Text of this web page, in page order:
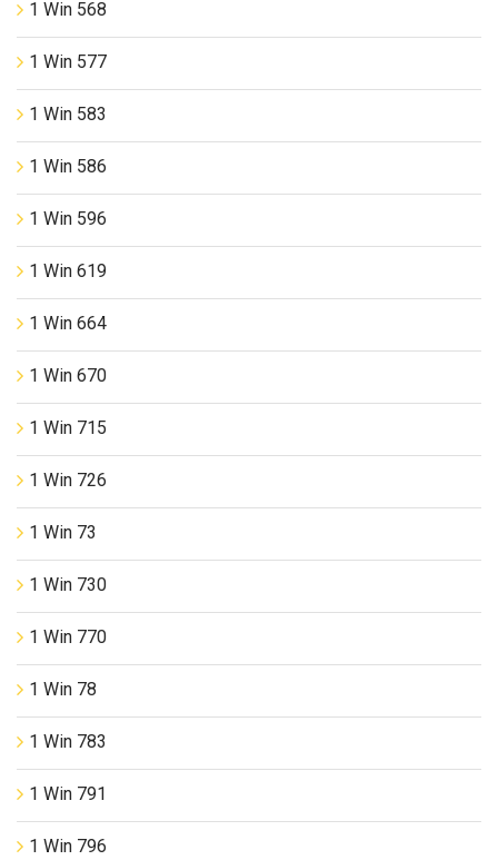
1 Win 568
1 Win 577
1 Win 583
1 Win 586
1 Win 596
1 Win 619
1 Win 664
1 Win 670
1 Win 715
1 Win 726
1 Win 73
1 Win 730
1 Win 770
1 Win 78
1 Win 783
1 Win 791
1 Win 796